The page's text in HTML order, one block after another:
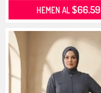
HEMEN AL$66.59